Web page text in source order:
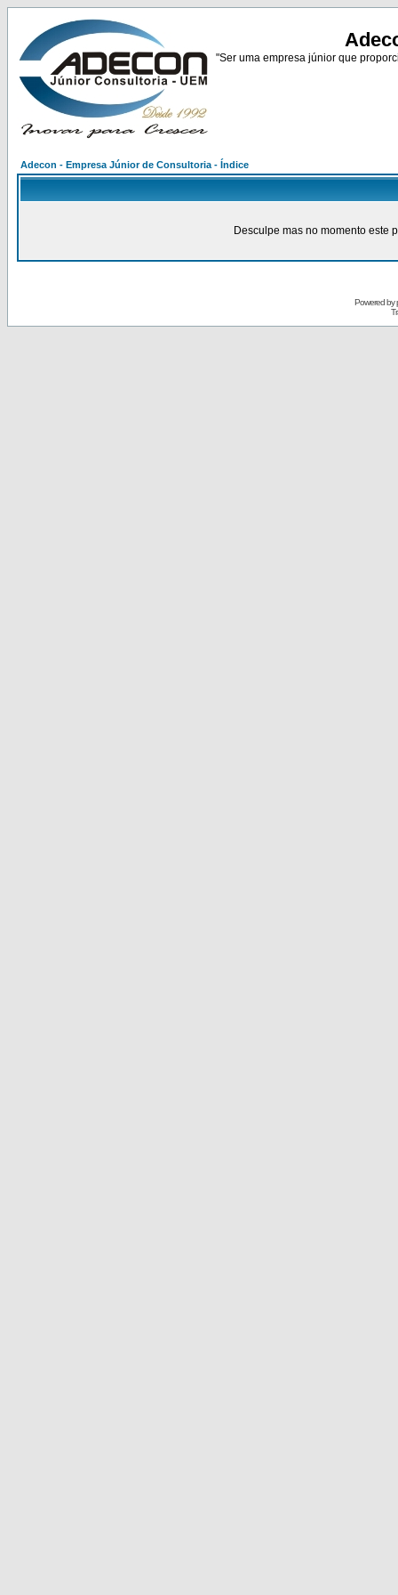
"Ser uma empresa júnior que
Adecon - Empresa Júnior de Consultoria - Índice
Desculpe mas no momento este
Powered by